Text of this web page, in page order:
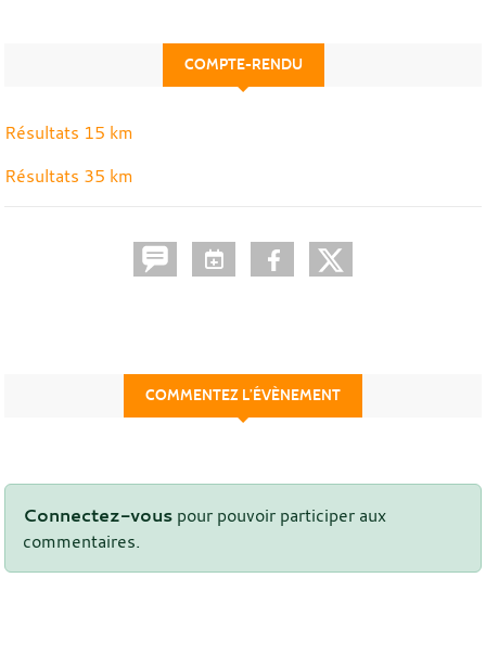
COMPTE-RENDU
Résultats 15 km
Résultats 35 km
COMMENTEZ L’ÉVÈNEMENT
Connectez-vous pour pouvoir participer aux
commentaires.